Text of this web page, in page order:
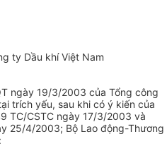
ty Dầu khí Việt Nam
ngày 19/3/2003 của Tổng công
trích yếu, sau khi có ý kiến của
TC/CSTC ngày 17/3/2003 và
25/4/2003; Bộ Lao động-Thương